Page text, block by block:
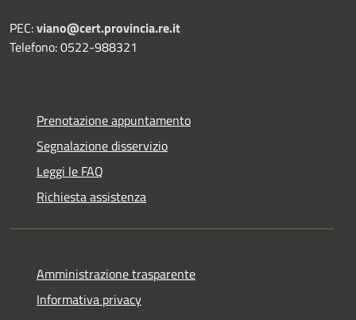
PEC:viano@cert.provincia.re.it
Telefono: 0522-988321
Prenotazione appuntamento
Segnalazione disservizio
Leggi le FAQ
Richiesta assistenza
Amministrazione trasparente
Informativa privacy